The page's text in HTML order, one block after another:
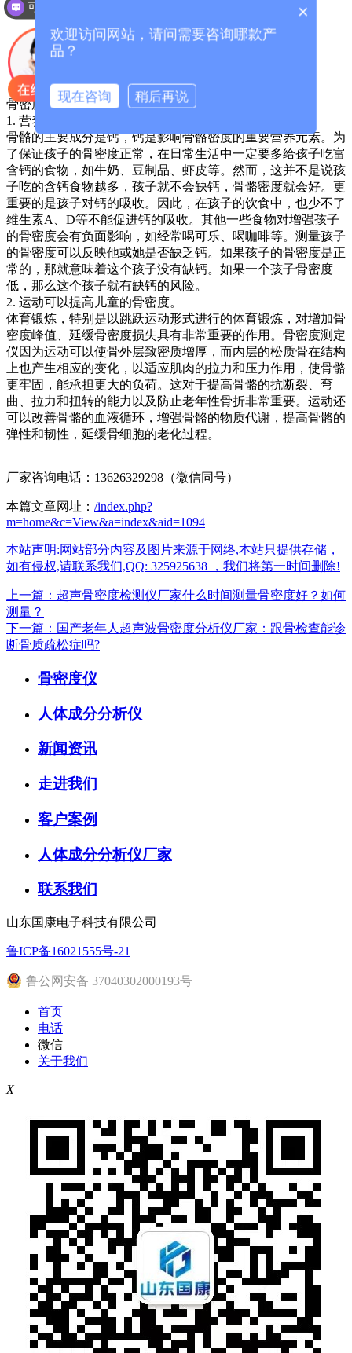
骨密度仪厂家提示影响儿童骨密度的可控因素
1. 营养是影响儿童骨密度的主要原因
骨骼的主要成分是钙，钙是影响骨骼密度的重要营养元素。为
了保证孩子的骨密度正常，在日常生活中一定要多给孩子吃富
含钙的食物，如牛奶、豆制品、虾皮等。然而，这并不是说孩
子吃的含钙食物越多，孩子就不会缺钙，骨骼密度就会好。更
重要的是孩子对钙的吸收。因此，在孩子的饮食中，也少不了
维生素A、D等不能促进钙的吸收。其他一些食物对增强孩子
的骨密度会有负面影响，如经常喝可乐、喝咖啡等。测量孩子
的骨密度可以反映他或她是否缺乏钙。如果孩子的骨密度是正
常的，那就意味着这个孩子没有缺钙。如果一个孩子骨密度
低，那么这个孩子就有缺钙的风险。
2. 运动可以提高儿童的骨密度。
体育锻炼，特别是以跳跃运动形式进行的体育锻炼，对增加骨
密度峰值、延缓骨密度损失具有非常重要的作用。骨密度测定
仪因为运动可以使骨外层致密质增厚，而内层的松质骨在结构
上也产生相应的变化，以适应肌肉的拉力和压力作用，使骨骼
更牢固，能承担更大的负荷。这对于提高骨骼的抗断裂、弯
曲、拉力和扭转的能力以及防止老年性骨折非常重要。运动还
可以改善骨骼的血液循环，增强骨骼的物质代谢，提高骨骼的
弹性和韧性，延缓骨细胞的老化过程。
厂家咨询电话：13626329298（微信同号）
本篇文章网址： /index.php?
m=home&c=View&a=index&aid=1094
本站声明:网站部分内容及图片来源于网络,本站只提供存储，
如有侵权,请联系我们,QQ: 325925638 ，我们将第一时间删除!
上一篇：超声骨密度检测仪厂家什么时间测量骨密度好？如何
测量？
下一篇：国产老年人超声波骨密度分析仪厂家：跟骨检查能诊
断骨质疏松症吗?
骨密度仪
人体成分分析仪
新闻资讯
走进我们
客户案例
人体成分分析仪厂家
联系我们
山东国康电子科技有限公司
鲁ICP备16021555号-21
鲁公网安备 37040302000193号
首页
电话
微信
关于我们
X
×
欢迎访问网站，请问需要咨询哪款产
品？
现在咨询 稍后再说